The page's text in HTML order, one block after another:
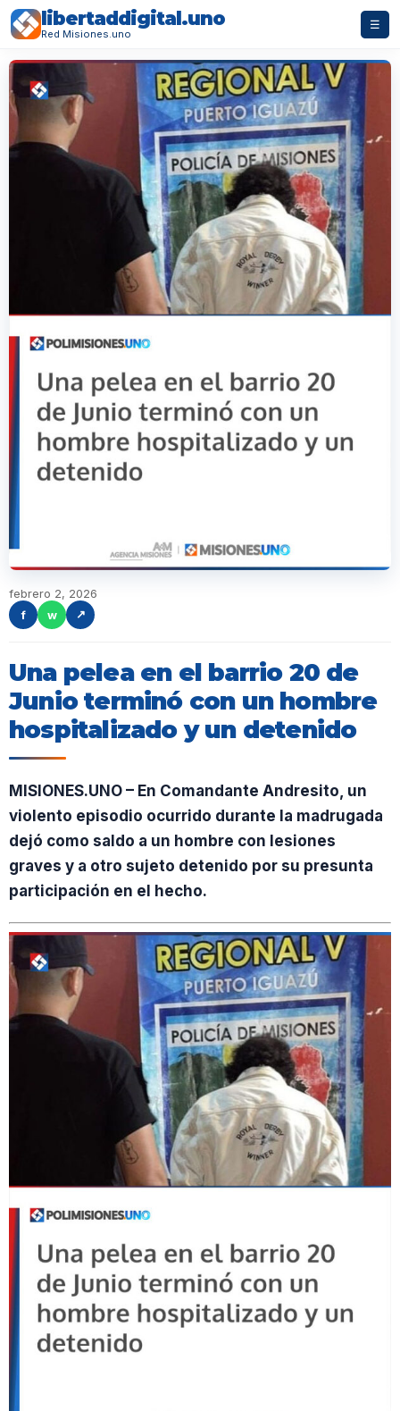
libertaddigital.uno
Red Misiones.uno
☰
febrero 2, 2026
f
w ↗
Una pelea en el barrio 20 de
Junio terminó con un hombre
hospitalizado y un detenido
MISIONES.UNO – En Comandante Andresito, un
violento episodio ocurrido durante la madrugada
dejó como saldo a un hombre con lesiones
graves y a otro sujeto detenido por su presunta
participación en el hecho.